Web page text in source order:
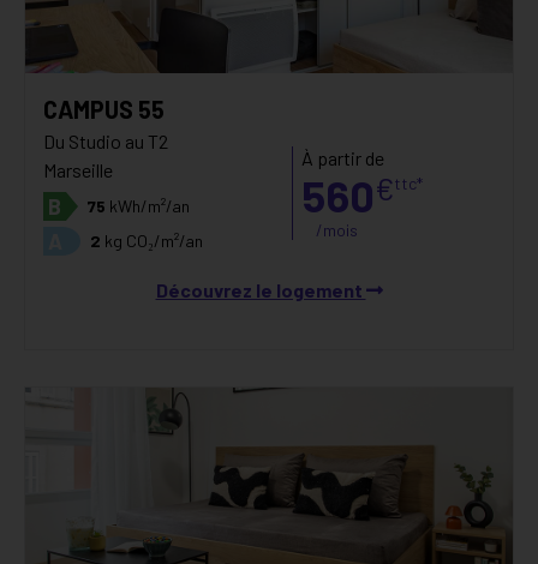
CAMPUS 55
Du Studio au T2
Marseille
B 75 kWh/m²/an
2 kg CO₂/m²/an
À partir de
560€ttc*
/mois
Découvrez le logement